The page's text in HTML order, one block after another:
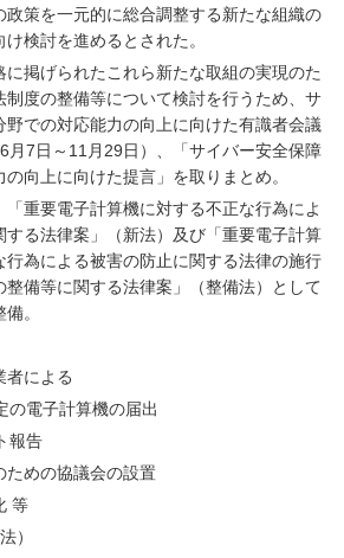
政策を一元的に総合調整する新たな組織の
検討を進めるとされた。
に掲げられたこれら新たな取組の実現のた
制度の整備等について検討を行うため、サ
野での対応能力の向上に向けた有識者会議
月7日～11月29日）、「サイバー安全保障
向上に向けた提言」を取りまとめ。
「重要電子計算機に対する不正な行為によ
する法律案」（新法）及び「重要電子計算
行為による被害の防止に関する法律の施行
整備等に関する法律案」（整備法）として
。
者による
の電子計算機の届出
報告
ための協議会の設置
等
）